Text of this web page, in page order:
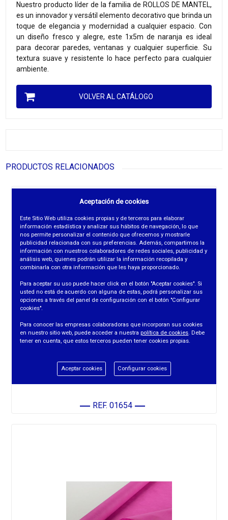
Nuestro producto líder de la familia de ROLLOS DE MANTEL,
es un innovador y versátil elemento decorativo que brinda un
toque de elegancia y modernidad a cualquier espacio. Con
un diseño fresco y alegre, este 1x5m de naranja es ideal
para decorar paredes, ventanas y cualquier superficie. Su
textura suave y resistente lo hace perfecto para cualquier
ambiente.
VOLVER AL CATÁLOGO
PRODUCTOS RELACIONADOS
ROLLO NOVOTEX BISSÚ 1X5M PISTACHO
REF. 01654
Aceptación de cookies
Este Sitio Web utiliza cookies propias y de terceros para elaborar
información estadística y analizar sus hábitos de navegación, lo que
nos permite personalizar el contenido que ofrecemos y mostrarle
publicidad relacionada con sus preferencias. Además, compartimos la
información con nuestros colaboradores de redes sociales, publicidad y
análisis web, quienes podrán utilizar la información recopilada y
combinarla con otra información que les haya proporcionado.
Para aceptar su uso puede hacer click en el botón "Aceptar cookies". Si
usted no está de acuerdo con alguna de estas, podrá personalizar sus
opciones a través del panel de configuración con el botón "Configurar
cookies".
Para conocer las empresas colaboradoras que incorporan sus cookies
en nuestro sitio web, puede acceder a nuestra política de cookies. Debe
tener en cuenta, que estos terceros pueden tener cookies propias.
Aceptar cookies Configurar cookies